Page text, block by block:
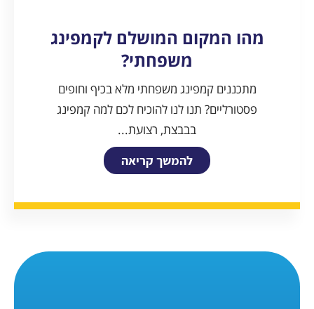
מהו המקום המושלם לקמפינג
משפחתי?
מתכננים קמפינג משפחתי מלא בכיף וחופים
פסטורליים? תנו לנו להוכיח לכם למה קמפינג
בבבצת, רצועת...
להמשך קריאה